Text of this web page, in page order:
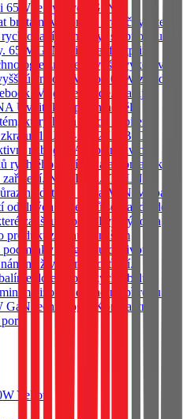
65W je vybaven GaN
brutální výkon do krabičky, která
rychlonabíjením, čtyř stupňovou
65W GaN Minimal footprint.
znamená vyšší výkon v
účinnost. Výkon 65W zvládne
Vejde se všude. Nabije
Uvnitř kompaktního těla
který hlídá každé nabíjení
zkratu. 1 USB-A a 2 USB-C
nabíjení. Adaptér navíc
rychlého nabíjení a automaticky
zařízení. NEODOLATELNĚ
na detaily. Řada MINIMI patří
materiálů se standardem
zajišťují spolehlivý výkon a
produkt zahrnut v našem
programu doživotní
na životním prostředí.
do ekologických obalů z
dopad na přírodu.
technologie Kompaktní